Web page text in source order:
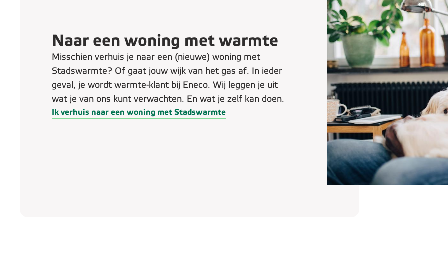
Naar een woning met warmte
Misschien verhuis je naar een (nieuwe) woning met
Stadswarmte? Of gaat jouw wijk van het gas af. In ieder
geval, je wordt warmte-klant bij Eneco. Wij leggen je uit
wat je van ons kunt verwachten. En wat je zelf kan doen.
Ik verhuis naar een woning met Stadswarmte